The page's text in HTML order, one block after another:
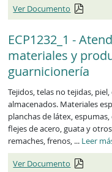
Ver Documento
ECP1232_1 -
materiales y
guarnicionería
Tejidos, telas no tejidas,
almacenados. Materiales
planchas de látex,
flejes de acero, guata y
remaches, frenos, ... Leer
Ver Documento